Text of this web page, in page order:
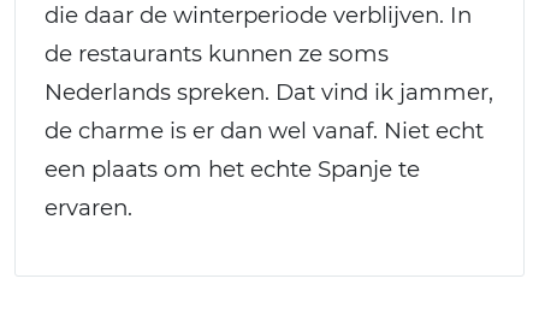
die daar de winterperiode verblijven. In
de restaurants kunnen ze soms
Nederlands spreken. Dat vind ik jammer,
de charme is er dan wel vanaf. Niet echt
een plaats om het echte Spanje te
ervaren.